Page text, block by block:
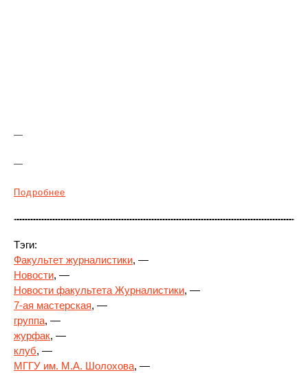
—
—
Подробнее
Тэги:
Факультет журналистики, —
Новости, —
Новости факультета Журналистики, —
7-ая мастерская, —
группа, —
журфак, —
клуб, —
МГГУ им. М.А. Шолохова, —